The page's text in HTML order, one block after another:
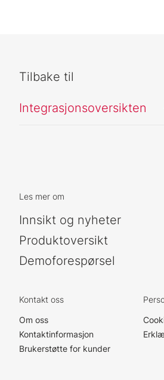
Tilbake til
Integrasjonsoversikten
Les mer om
Innsikt og nyheter
Produktoversikt
Demoforespørsel
Kontakt oss
Om oss
Kontaktinformasjon
Brukerstøtte for kunder